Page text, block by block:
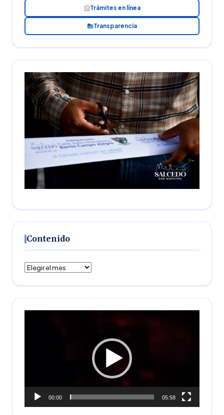
Trámites en línea
Transparencia
Contenido
Contenido
00:00 05:58